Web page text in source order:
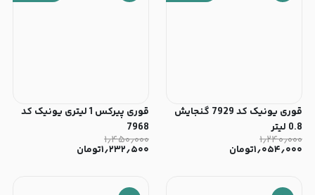
قوری یونیک کد 7929 گنجایش
0.8 لیتر
۱٫۲۴۰٫۰۰۰
۱٫۰۵۴٫۰۰۰تومان
قوری پیرکس 1 لیتری یونیک کد
7968
۱٫۴۵۰٫۰۰۰
۱٫۲۳۲٫۵۰۰تومان